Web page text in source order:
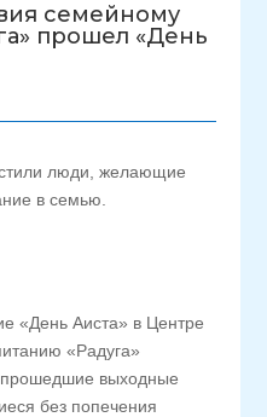
семейному
прошел «День
люди, желающие
в семью.
«День Аиста» в Центре
«Радуга»
прошедшие выходные
без попечения